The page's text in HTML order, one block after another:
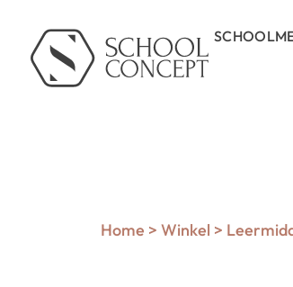
Home > Winkel >